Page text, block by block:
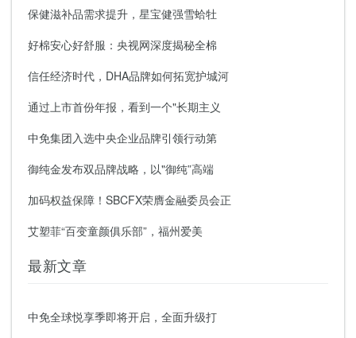
保健滋补品需求提升，星宝健强雪蛤牡
好棉安心好舒服：央视网深度揭秘全棉
信任经济时代，DHA品牌如何拓宽护城河
通过上市首份年报，看到一个"长期主义
中免集团入选中央企业品牌引领行动第
御纯金发布双品牌战略，以"御纯”高端
加码权益保障！SBCFX荣膺金融委员会正
艾塑菲“百变童颜俱乐部”，福州爱美
最新文章
中免全球悦享季即将开启，全面升级打